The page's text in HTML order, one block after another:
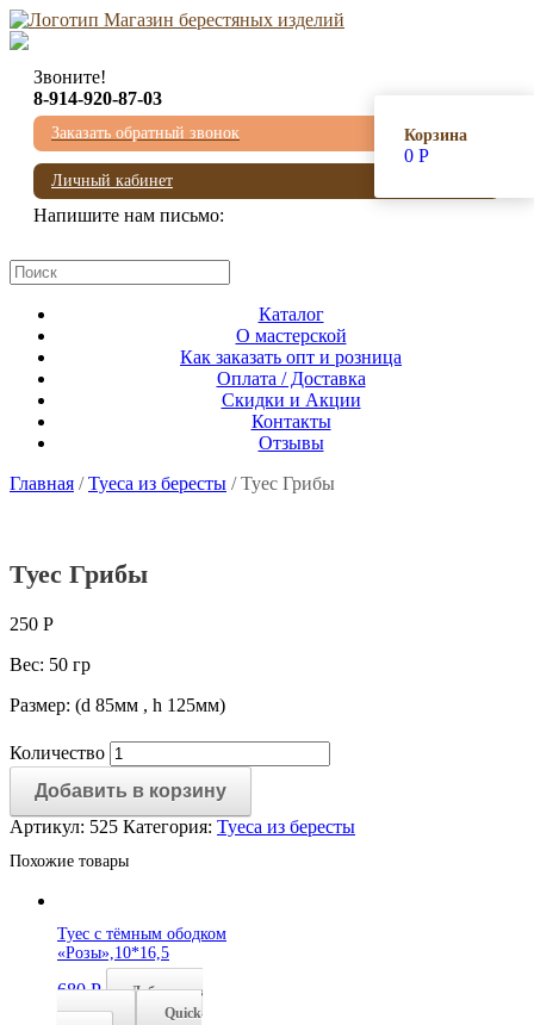
Звоните!
8-914-920-87-03
Заказать обратный звонок
Личный кабинет
Напишите нам письмо:
Каталог
О мастерской
Как заказать опт и розница
Оплата / Доставка
Скидки и Акции
Контакты
Отзывы
Главная /Туеса из бересты / Туес Грибы
Туес Грибы
250 Р
Вес: 50 гр
Размер: (d 85мм , h 125мм)
Количество
Добавить в корзину
Артикул: 525 Категория: Туеса из бересты
Похожие товары
Туес с тёмным ободком
«Розы»,10*16,5
680Р
Добавить в
корзину
Quick
Корзина
0Р